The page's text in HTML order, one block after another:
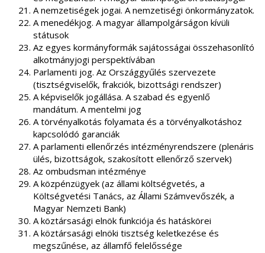
A nemzetiségek jogai. A nemzetiségi önkormányzatok.
A menedékjog. A magyar állampolgárságon kívüli
státusok
Az egyes kormányformák sajátosságai összehasonlító
alkotmányjogi perspektívában
Parlamenti jog. Az Országgyűlés szervezete
(tisztségviselők, frakciók, bizottsági rendszer)
A képviselők jogállása. A szabad és egyenlő
mandátum. A mentelmi jog
A törvényalkotás folyamata és a törvényalkotáshoz
kapcsolódó garanciák
A parlamenti ellenőrzés intézményrendszere (plenáris
ülés, bizottságok, szakosított ellenőrző szervek)
Az ombudsman intézménye
A közpénzügyek (az állami költségvetés, a
Költségvetési Tanács, az Állami Számvevőszék, a
Magyar Nemzeti Bank)
A köztársasági elnök funkciója és hatáskörei
A köztársasági elnöki tisztség keletkezése és
megszűnése, az államfő felelőssége